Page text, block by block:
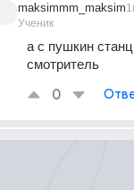
maksimmm_maksim
Ученик
а с пушкин
смотритель
0